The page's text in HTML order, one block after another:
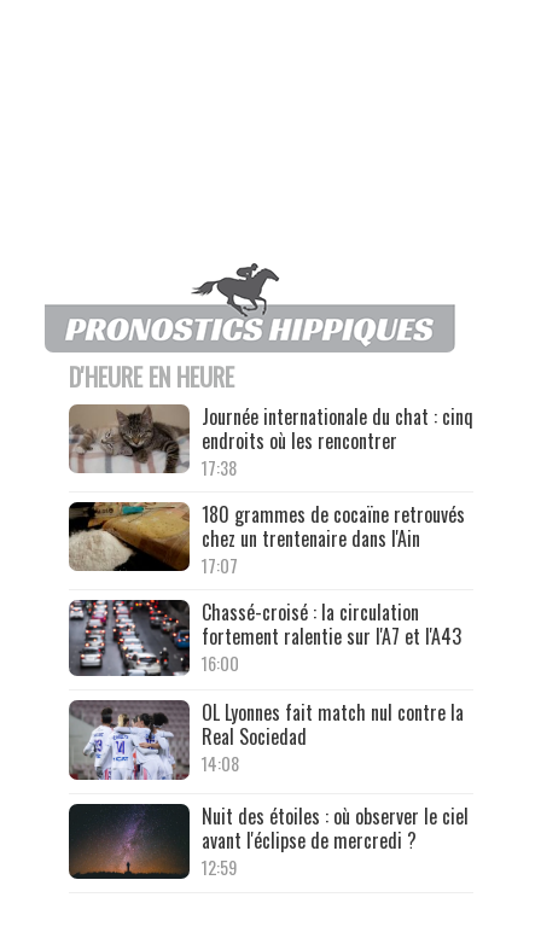
D'HEURE EN HEURE
Journée internationale du chat : cinq
endroits où les rencontrer
17:38
180 grammes de cocaïne retrouvés
chez un trentenaire dans l'Ain
17:07
Chassé-croisé : la circulation
fortement ralentie sur l'A7 et l'A43
16:00
OL Lyonnes fait match nul contre la
Real Sociedad
14:08
Nuit des étoiles : où observer le ciel
avant l'éclipse de mercredi ?
12:59